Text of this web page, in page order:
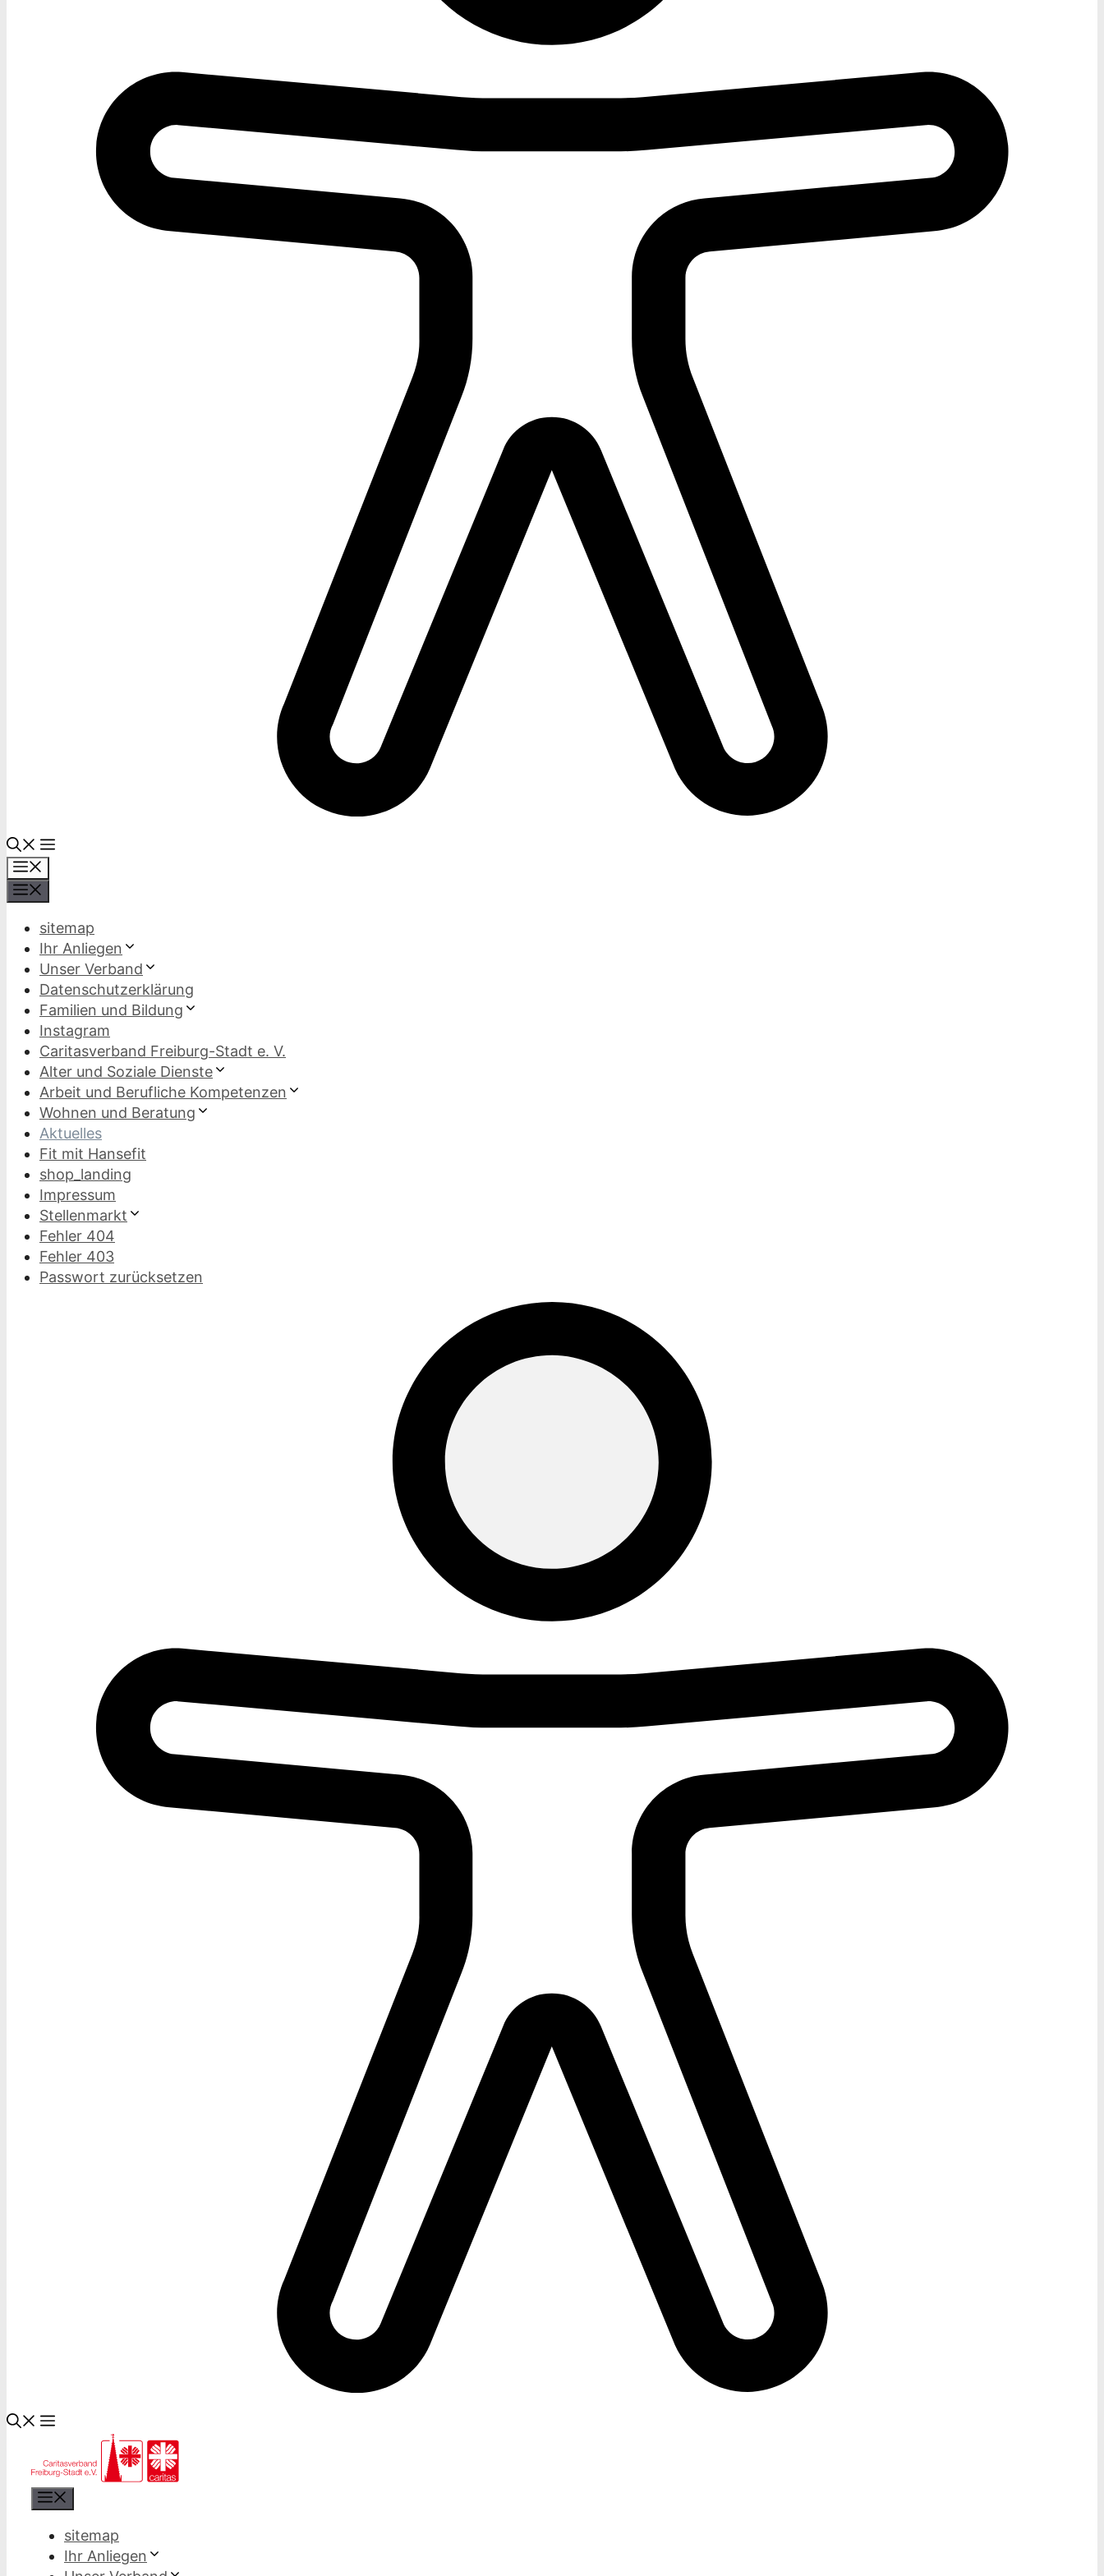
sitemap
Ihr Anliegen
Unser Verband
Datenschutzerklärung
Familien und Bildung
Instagram
Caritasverband Freiburg-Stadt e. V.
Alter und Soziale Dienste
Arbeit und Berufliche Kompetenzen
Wohnen und Beratung
Aktuelles
Fit mit Hansefit
shop_landing
Impressum
Stellenmarkt
Fehler 404
Fehler 403
Passwort zurücksetzen
sitemap
Ihr Anliegen